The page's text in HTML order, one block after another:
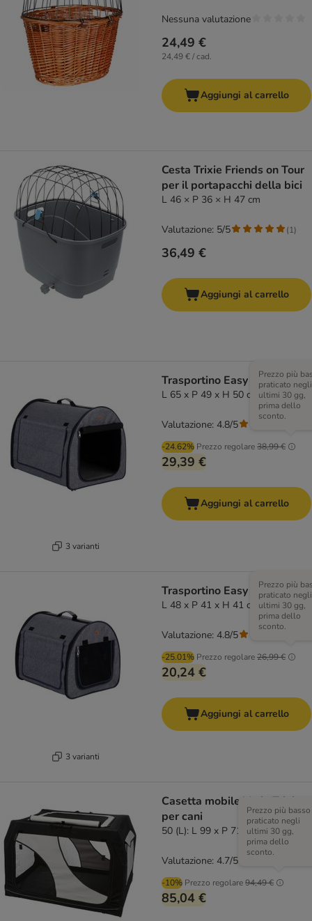
24,49 €
24,49 € / cad.
Nessuna valutazione
Aggiungi al carrello
Cesta Trixie Friends on Tour
per il portapacchi della bici
L 46 × P 36 × H 47 cm
36,49 €
Valutazione: 5/5 (1)
Aggiungi al carrello
3 varianti
Trasportino Easy Go
L 65 x P 49 x H 50 cm - grigio
-24.62% Prezzo regolare38,99 €
Prezzo più
praticato negli
ultimi 30 gg,
prima dello
sconto.
29,39 €
Valutazione: 4.8/5
Aggiungi al carrello
3 varianti
Trasportino Easy Go
L 48 x P 41 x H 41 cm - grigio
-25.01% Prezzo regolare26,99 €
Prezzo più
praticato negli
ultimi 30 gg,
prima dello
sconto.
20,24 €
Valutazione: 4.8/5
Aggiungi al carrello
Casetta mobile Vario Trixie
per cani
50 (L): L 99 x P 71/61 x H 65 cm
-10% Prezzo regolare94,49 €
Prezzo più basso
praticato negli
ultimi 30 gg,
prima dello
sconto.
85,04 €
Valutazione: 4.7/5